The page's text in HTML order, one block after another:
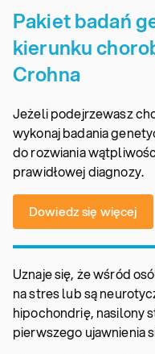
Pakiet badań
kierunku
Crohna
Jeżeli podejrzewasz
wykonaj badania
do rozwiania
prawidłowej diagnozy.
Dowiedz się więcej
Uznaje się, że wśród
na stres lub są
hipochondrię, nasilony
pierwszego ujawnienia